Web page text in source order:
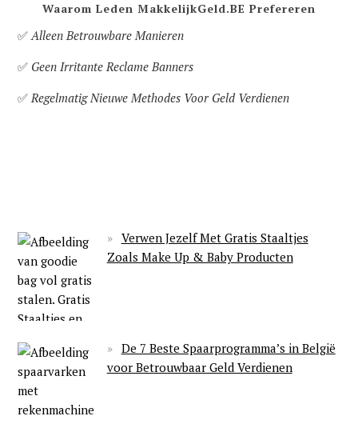
Waarom Leden MakkelijkGeld.BE Prefereren
✅Alleen Betrouwbare Manieren
✅ Geen Irritante Reclame Banners
✅ Regelmatig Nieuwe Methodes Voor Geld Verdienen
Verwen Jezelf Met Gratis Staaltjes
Zoals Make Up & Baby Producten
De 7 Beste Spaarprogramma’s in België
voor Betrouwbaar Geld Verdienen